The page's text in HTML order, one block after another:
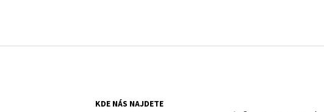
KDE NÁS NAJDETE